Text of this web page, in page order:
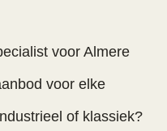
voor Almere
voor elke
of klassiek?